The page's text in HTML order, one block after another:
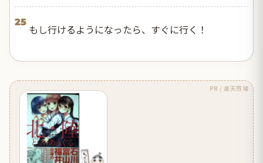
25
もし行けるようになったら、すぐに行く！
PR / 楽天市場